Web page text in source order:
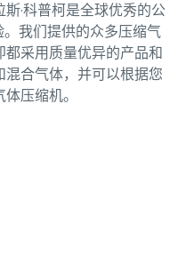
·科普柯是全球优秀的公
。我们提供的众多压缩气
采用质量优异的产品和
合气体，并可以根据您
压缩机。